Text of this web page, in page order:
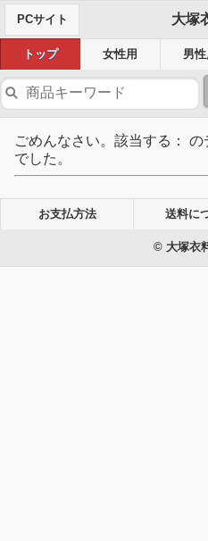
PCサイト 大塚
トップ 女性用 男性
ごめんなさい。該当する：
でした。
お支払方法 送料に
© 大塚衣